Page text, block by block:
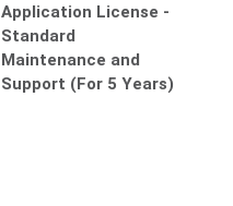
Application License -
Standard
Maintenance and
Support (For 5 Years)